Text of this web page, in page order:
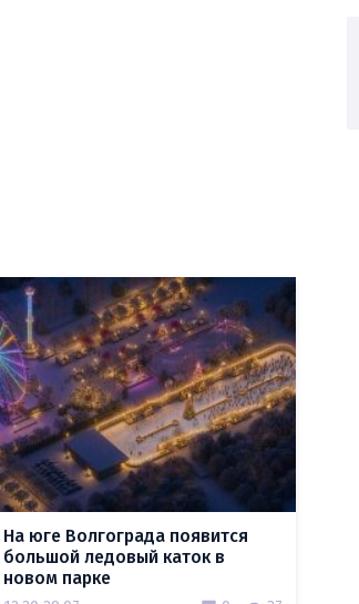
На юге Волгограда появится
большой ледовый каток в
новом парке